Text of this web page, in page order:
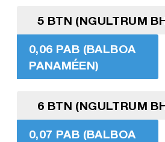
5 BTN (NGULTRUM
0,06 PAB (BALBOA
PANAMÉEN)
6 BTN (NGULTRUM
0,07 PAB (BALBOA